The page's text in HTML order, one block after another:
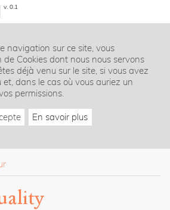
v. 0.1
navigation sur ce site, vous
de Cookies dont nous nous servons
déjà venu sur le site, si vous avez
dans le cas où vous auriez un
permissions.
En savoir plus